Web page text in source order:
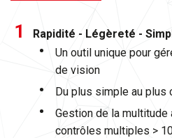
Rapidité - Légèreté -
Un outil unique pour
de vision
Du plus simple au plus
Gestion de la
contrôles multiples >